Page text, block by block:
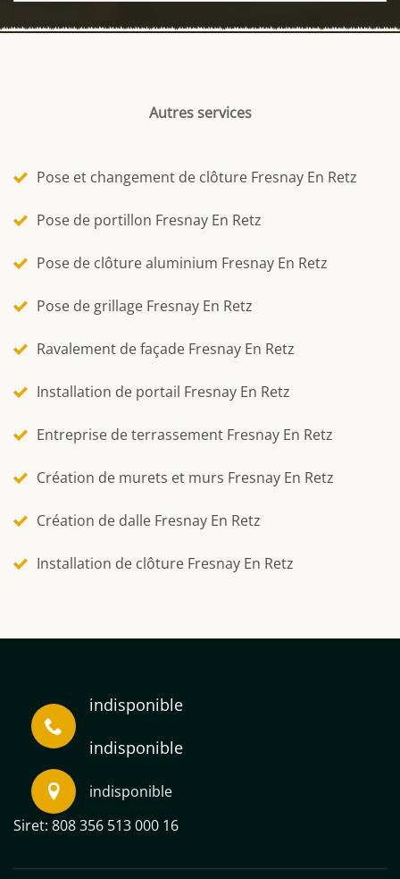
Autres services
Pose et changement de clôture Fresnay En Retz
Pose de portillon Fresnay En Retz
Pose de clôture aluminium Fresnay En Retz
Pose de grillage Fresnay En Retz
Ravalement de façade Fresnay En Retz
Installation de portail Fresnay En Retz
Entreprise de terrassement Fresnay En Retz
Création de murets et murs Fresnay En Retz
Création de dalle Fresnay En Retz
Installation de clôture Fresnay En Retz
indisponible
indisponible
indisponible
Siret: 808 356 513 000 16